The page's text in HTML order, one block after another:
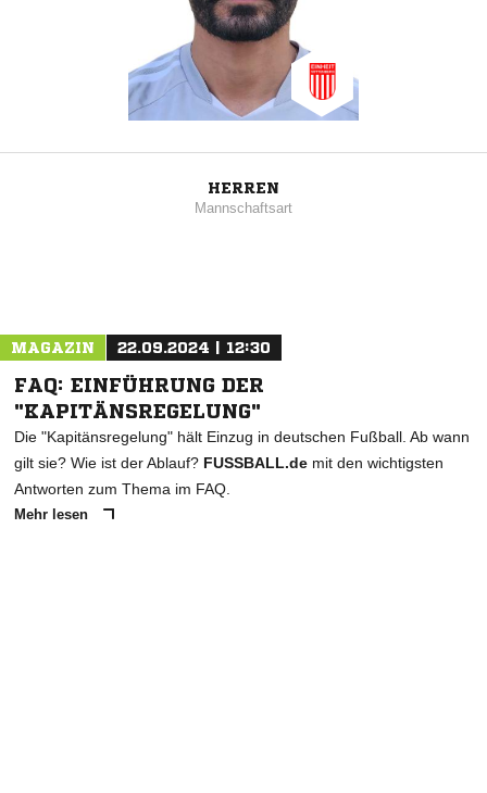
HERREN
Mannschaftsart
MAGAZIN 22.09.2024 | 12:30
FAQ: EINFÜHRUNG DER
"KAPITÄNSREGELUNG"
Die "Kapitänsregelung" hält Einzug in deutschen Fußball. Ab wann
gilt sie? Wie ist der Ablauf? FUSSBALL.de mit den wichtigsten
Antworten zum Thema im FAQ.
Mehr lesen